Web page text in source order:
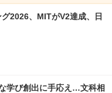
2026、MITがV2達成、日
学び創出に手応え…文科相